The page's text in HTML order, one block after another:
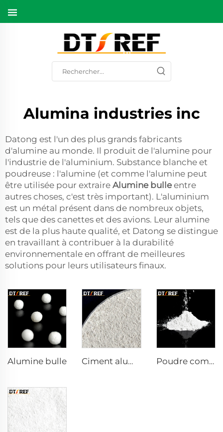
Alumina industries inc
Datong est l'un des plus grands fabricants
d'alumine au monde. Il produit de l'alumine pour
l'industrie de l'aluminium. Substance blanche et
poudreuse : l'alumine (et comme l'alumine peut
être utilisée pour extraire Alumine bulle entre
autres choses, c'est très important). L'aluminium
est un métal présent dans de nombreux objets,
tels que des canettes et des avions. Leur alumine
est de la plus haute qualité, et Datong se distingue
en travaillant à contribuer à la durabilité
environnementale en offrant de meilleures
solutions pour leurs utilisateurs finaux.
Alumine bulle Ciment aluminocalcaire DK-68 Poudre composite réactive α-Al₂O₃